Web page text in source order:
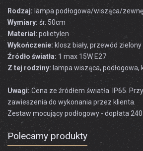
Rodzaj: lampa podłogowa/wisząca/
Wymiary: śr. 50cm
Materiał: polietylen
Wykończenie: klosz biały, przewód zielony
Źródło światła: 1 max 15W E27
Z tej rodziny: lampa wisząca, podłogowa,
Uwagi:Cena ze źródłem światła. IP65.
zawieszenia do wykonania przez klienta.
Zestaw mocującypodłogowy - dopłata
Polecamy produkty